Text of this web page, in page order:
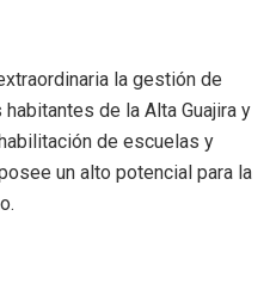
la gestión de
de la Alta Guajira y
de escuelas y
un alto potencial para la